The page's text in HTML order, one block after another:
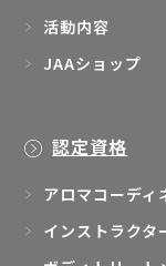
JAAショップ
アロマコーディ
インストラクタ
ボディトリート